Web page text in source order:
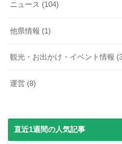
ニュース (104)
他県情報 (1)
観光・お出かけ・イベント情報
運営 (8)
直近1週間の人気記事